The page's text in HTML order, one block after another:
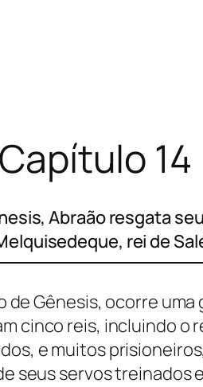
14
Abraão resgata
rei de
de Gênesis, ocorre
cinco reis, incluindo o
e muitos
seus servos treinados